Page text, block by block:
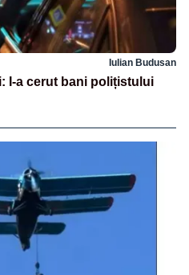
Iulian Budusan
I-a cerut bani polițistului